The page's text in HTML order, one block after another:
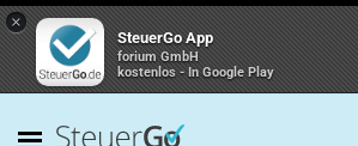
×
SteuerGo App
forium GmbH
kostenlos - In Google Play